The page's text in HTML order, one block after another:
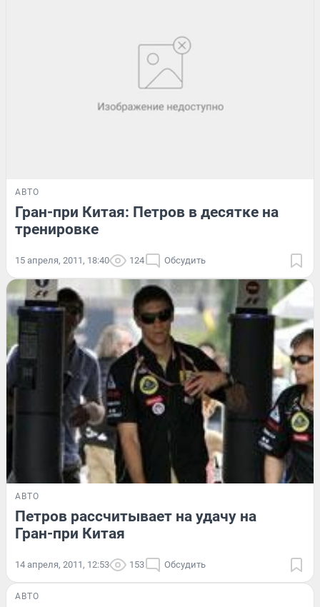
АВТО
Гран-при Китая: Петров в десятке на
тренировке
15 апреля, 2011, 18:40 124 Обсудить
АВТО
Петров рассчитывает на удачу на
Гран-при Китая
14 апреля, 2011, 12:53 153 Обсудить
АВТО